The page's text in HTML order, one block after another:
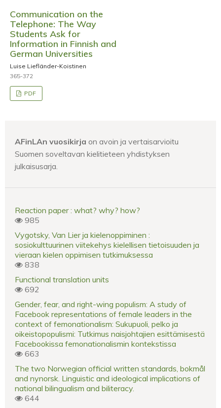
Communication on the
Telephone: The Way
Students Ask for
Information in Finnish and
German Universities
Luise Liefländer-Koistinen
365-372
PDF
AFinLAn vuosikirja on avoin ja vertaisarvioitu
Suomen soveltavan kielitieteen yhdistyksen
julkaisusarja.
Reaction paper : what? why? how?
985
Vygotsky, Van Lier ja kielenoppiminen :
sosiokulttuurinen viitekehys kielellisen tietoisuuden ja
vieraan kielen oppimisen tutkimuksessa
838
Functional translation units
692
Gender, fear, and right-wing populism: A study of
Facebook representations of female leaders in the
context of femonationalism: Sukupuoli, pelko ja
oikeistopopulismi: Tutkimus naisjohtajien esittämisestä
Facebookissa femonationalismin kontekstissa
663
The two Norwegian official written standards, bokmål
and nynorsk. Linguistic and ideological implications of
national bilingualism and biliteracy.
644